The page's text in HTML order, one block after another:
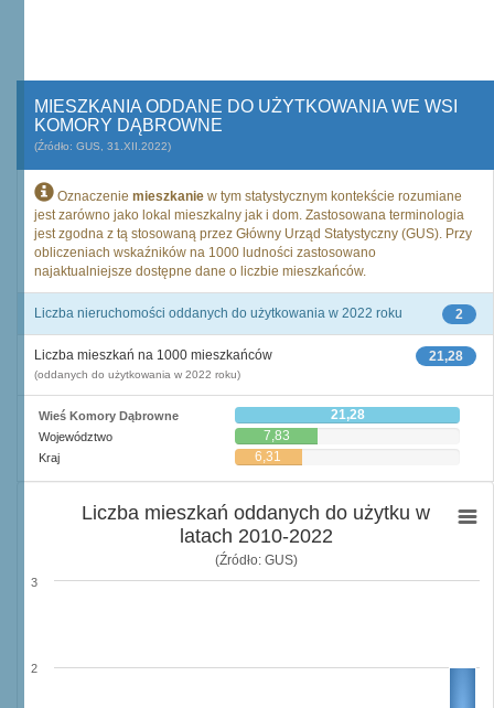
MIESZKANIA ODDANE DO UŻYTKOWANIA WE WSI
KOMORY DĄBROWNE
(Źródło: GUS, 31.XII.2022)
Oznaczenie mieszkanie w tym statystycznym kontekście rozumiane
jest zarówno jako lokal mieszkalny jak i dom. Zastosowana terminologia
jest zgodna z tą stosowaną przez Główny Urząd Statystyczny (GUS). Przy
obliczeniach wskaźników na 1000 ludności zastosowano
najaktualniejsze dostępne dane o liczbie mieszkańców.
2
Liczba nieruchomości oddanych do użytkowania w 2022 roku
21,28
Liczba mieszkań na 1000 mieszkańców
(oddanych do użytkowania w 2022 roku)
Wieś Komory Dąbrowne 21,28
Województwo 7,83
Kraj 6,31
Liczba mieszkań oddanych do użytku w
latach 2010-2022
(Źródło: GUS)
2
3